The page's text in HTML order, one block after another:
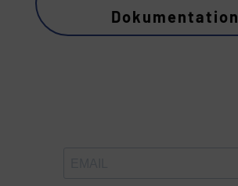
Dokumentation